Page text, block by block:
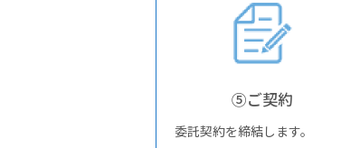
⑤ご契約
委託契約を締結します。